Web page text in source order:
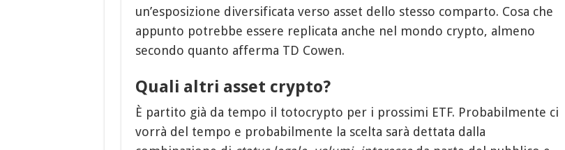
un’esposizione diversificata verso asset dello stesso comparto. Cosa che
appunto potrebbe essere replicata anche nel mondo crypto, almeno
secondo quanto afferma TD Cowen.
Quali altri asset crypto?
È partito già da tempo il totocrypto per i prossimi ETF. Probabilmente ci
vorrà del tempo e probabilmente la scelta sarà dettata dalla